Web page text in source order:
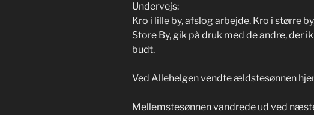
Undervejs:
Kro i lille by, afslog arbejde. Kro i større
Store By, gik på druk med de andre, der
budt.
Ved Allehelgen vendte ældstesønnen
Mellemstesønnen vandrede ud ved